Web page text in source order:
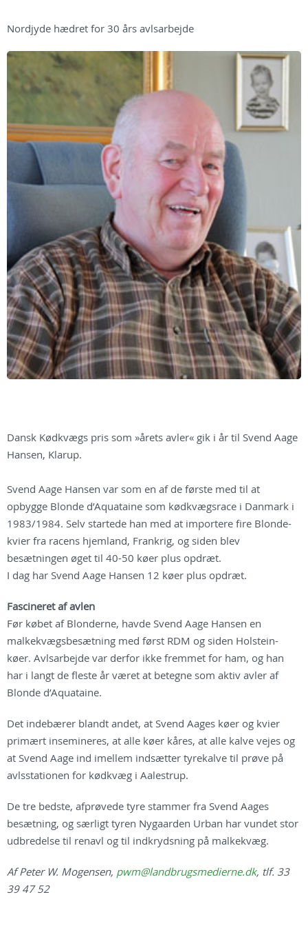
Nordjyde hædret for 30 års avlsarbejde
Dansk Kødkvægs pris som »årets avler« gik i år til Svend Aage
Hansen, Klarup.
Svend Aage Hansen var som en af de første med til at
opbygge Blonde d’Aquataine som kødkvægsrace i Danmark i
1983/1984. Selv startede han med at importere fire Blonde-
kvier fra racens hjemland, Frankrig, og siden blev
besætningen øget til 40-50 køer plus opdræt.
I dag har Svend Aage Hansen 12 køer plus opdræt.
Fascineret af avlen
Før købet af Blonderne, havde Svend Aage Hansen en
malkekvægsbesætning med først RDM og siden Holstein-
køer. Avlsarbejde var derfor ikke fremmet for ham, og han
har i langt de fleste år været at betegne som aktiv avler af
Blonde d’Aquataine.
Det indebærer blandt andet, at Svend Aages køer og kvier
primært insemineres, at alle køer kåres, at alle kalve vejes og
at Svend Aage ind imellem indsætter tyrekalve til prøve på
avlsstationen for kødkvæg i Aalestrup.
De tre bedste, afprøvede tyre stammer fra Svend Aages
besætning, og særligt tyren Nygaarden Urban har vundet stor
udbredelse til renavl og til indkrydsning på malkekvæg.
Af Peter W. Mogensen, pwm@landbrugsmedierne.dk, tlf. 33
39 47 52